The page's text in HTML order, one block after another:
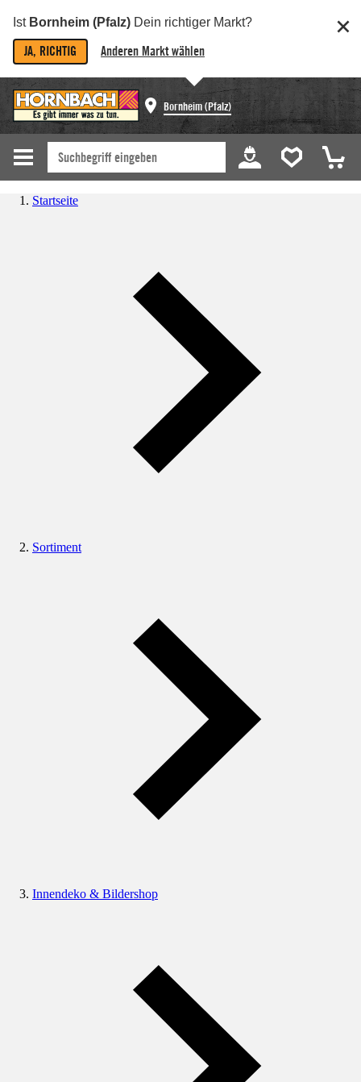
Ist Bornheim (Pfalz) Dein richtiger Markt?
JA, RICHTIG Anderen Markt wählen
Bornheim (Pfalz)
Startseite
Sortiment
Innendeko & Bildershop